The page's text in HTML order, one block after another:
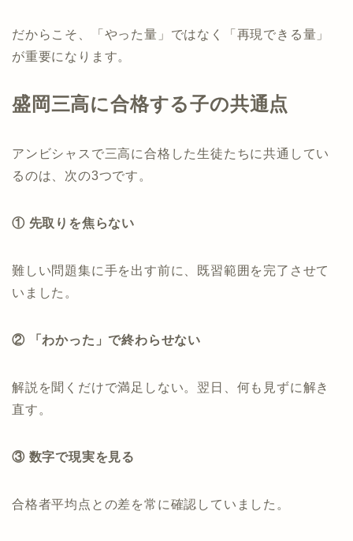
だからこそ、「やった量」ではなく「再現できる量」
が重要になります。
盛岡三高に合格する子の共通点
アンビシャスで三高に合格した生徒たちに共通してい
るのは、次の3つです。
① 先取りを焦らない
難しい問題集に手を出す前に、既習範囲を完了させて
いました。
② 「わかった」で終わらせない
解説を聞くだけで満足しない。翌日、何も見ずに解き
直す。
③ 数字で現実を見る
合格者平均点との差を常に確認していました。